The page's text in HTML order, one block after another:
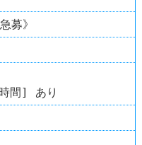
募》
間] あり